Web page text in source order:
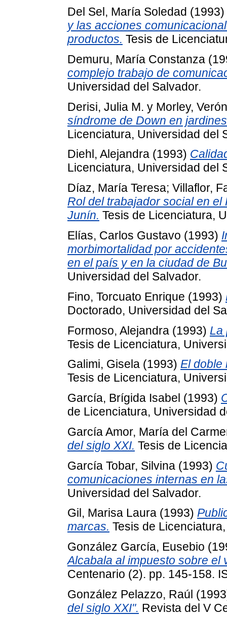
Del Sel, María Soledad (1993)
y las acciones
productos. Tesis de
Demuru, María Constanza
complejo trabajo de
Universidad del Salvador.
Derisi, Julia M. y Morley,
síndrome de Down en
Licenciatura, Universidad del
Diehl, Alejandra (1993)
Licenciatura, Universidad del
Díaz, María Teresa; Villaflor,
Rol del trabajador social en
Junín. Tesis de Licenciatura,
Elías, Carlos Gustavo (1993)
morbimortalidad por
en el país y en la ciudad de
Universidad del Salvador.
Fino, Torcuato Enrique (1993)
Doctorado, Universidad del
Formoso, Alejandra (1993) La
Tesis de Licenciatura,
Galimi, Gisela (1993) El doble
Tesis de Licenciatura,
García, Brígida Isabel (1993)
de Licenciatura, Universidad
García Amor, María del
del siglo XXI. Tesis de
García Tobar, Silvina (1993)
comunicaciones internas en
Universidad del Salvador.
Gil, Marisa Laura (1993)
marcas. Tesis de
González García, Eusebio
Alcabala al impuesto sobre el
Centenario (2). pp. 145-158.
González Pelazzo, Raúl
del siglo XXI". Revista del V